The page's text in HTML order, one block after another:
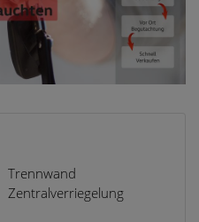
Trennwand
Zentralverriegelung